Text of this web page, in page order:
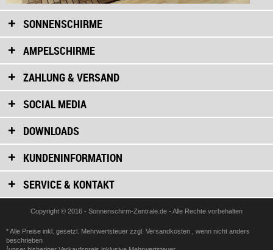
SONNENSCHIRME
AMPELSCHIRME
ZAHLUNG & VERSAND
SOCIAL MEDIA
DOWNLOADS
KUNDENINFORMATION
SERVICE & KONTAKT
Copyright © 2016 - Sonnenschirm-Zentrale.de - Alle Rechte vorbehalten
* Alle Preise inkl. gesetzl. Mehrwertsteuer zzgl. Versandkosten
, wenn nicht anders
beschrieben
1